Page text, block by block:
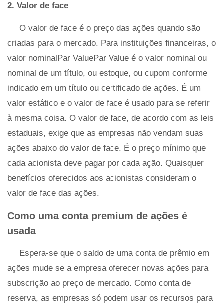
2. Valor de face
O valor de face é o preço das ações quando são
criadas para o mercado. Para instituições financeiras, o
valor nominalPar ValuePar Value é o valor nominal ou
nominal de um título, ou estoque, ou cupom conforme
indicado em um título ou certificado de ações. É um
valor estático e o valor de face é usado para se referir
à mesma coisa. O valor de face, de acordo com as leis
estaduais, exige que as empresas não vendam suas
ações abaixo do valor de face. É o preço mínimo que
cada acionista deve pagar por cada ação. Quaisquer
benefícios oferecidos aos acionistas consideram o
valor de face das ações.
Como uma conta premium de ações é
usada
Espera-se que o saldo de uma conta de prêmio em
ações mude se a empresa oferecer novas ações para
subscrição ao preço de mercado. Como conta de
reserva, as empresas só podem usar os recursos para